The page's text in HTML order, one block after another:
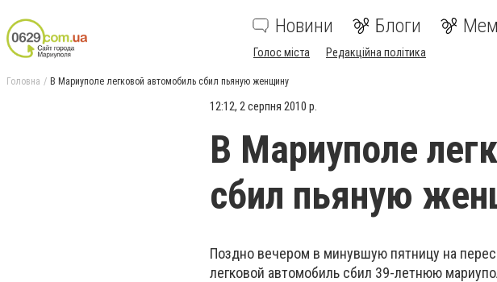
Новини Блоги
Голос міста Редакційна політика
Головна В Мариуполе легковой автомобиль сбил пьяную женщину
12:12, 2 серпня 2010 р.
В Мариуполе
сбил пьяную
Поздно вечером в минувшую пятницу на
легковой автомобиль сбил 39-летнюю